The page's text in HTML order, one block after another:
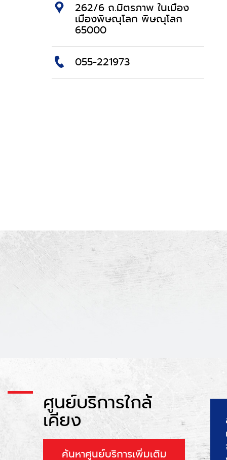
262/6 ถ.มิตรภาพ ในเมือง
เมืองพิษณุโลก พิษณุโลก
65000
055-221973
ศูนย์บริการใกล้
เคียง
ค้นหาศูนย์บริการเพิ่มเติม